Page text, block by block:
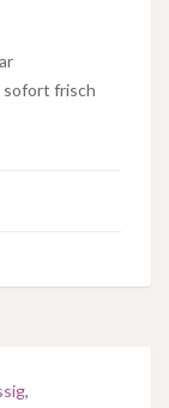
sofort frisch
,